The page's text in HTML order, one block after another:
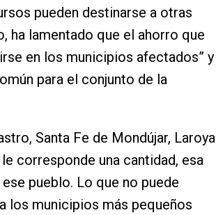
pueden destinarse a otras
ha lamentado que el ahorro que
en los municipios afectados” y
para el conjunto de la
Santa Fe de Mondújar, Laroya
corresponde una cantidad, esa
pueblo. Lo que no puede
los municipios más pequeños